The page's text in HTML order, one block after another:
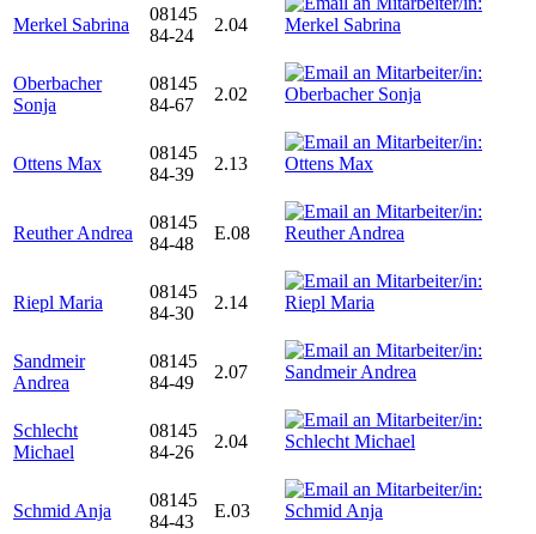
Merkel Sabrina
08145
84-24
2.04
Oberbacher
Sonja
08145
84-67
2.02
Ottens Max
08145
84-39
2.13
Reuther Andrea
08145
84-48
E.08
Riepl Maria
08145
84-30
2.14
Sandmeir
Andrea
08145
84-49
2.07
Schlecht
Michael
08145
84-26
2.04
Schmid Anja
08145
84-43
E.03